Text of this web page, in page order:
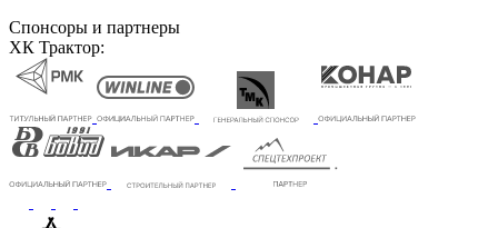
Спонсоры и партнеры
ХК Трактор: